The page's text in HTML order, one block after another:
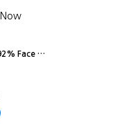
Now
Face …